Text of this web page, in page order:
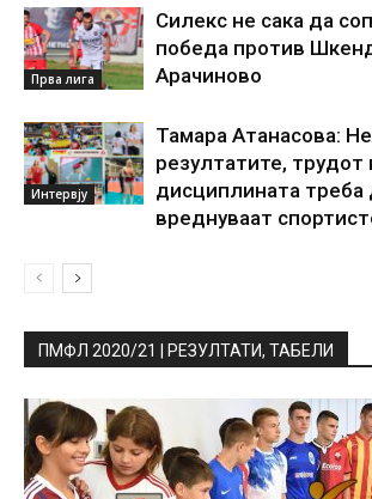
Прва лига
Силекс не сака да
победа против
Арачиново
Интервју
Тамара Атанасова:
резултатите, трудот
дисциплината треба
вреднуваат
ПМФЛ 2020/21 | РЕЗУЛТАТИ, ТАБЕЛИ